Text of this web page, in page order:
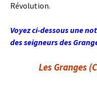
Révolution.
Voyez ci-dessous une
des seigneurs des
Les Granges